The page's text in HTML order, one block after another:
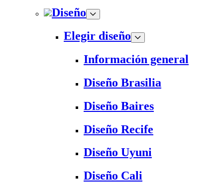
Diseño
Elegir diseño
Información general
Diseño Brasilia
Diseño Baires
Diseño Recife
Diseño Uyuni
Diseño Cali